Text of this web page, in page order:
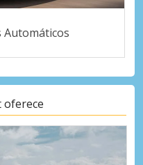
Automáticos
oferece